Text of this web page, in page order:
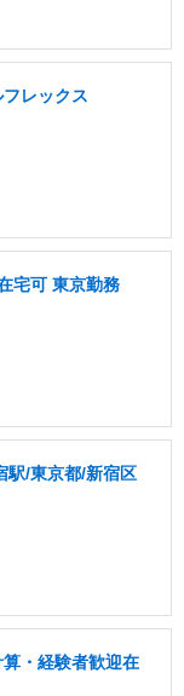
レックス
宅可 東京勤務
駅/東京都/新宿区
・経験者歓迎在